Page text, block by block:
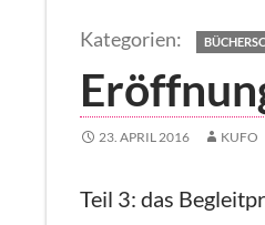
23. APRIL 2016 KUFO
Teil 3: das